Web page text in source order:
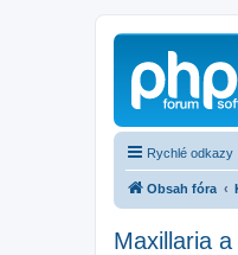
Rychlé odkazy
Obsah fóra
Maxillaria